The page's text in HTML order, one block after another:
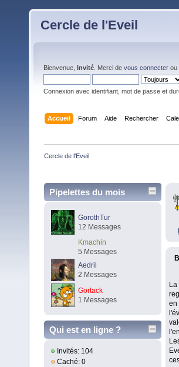
Cercle de l'Eveil
Bienvenue, Invité . Merci de vous connecter ou
Connexion avec identifiant, mot de passe et
Accueil Forum Aide Rechercher
Cercle de l'Eveil
Pipelettes du mois
GorothTur
12 Messages
Kmachin
5 Messages
Aedril
2 Messages
Gortack
1 Messages
Qui est en ligne ?
Invités: 104
Caché: 0
La
en